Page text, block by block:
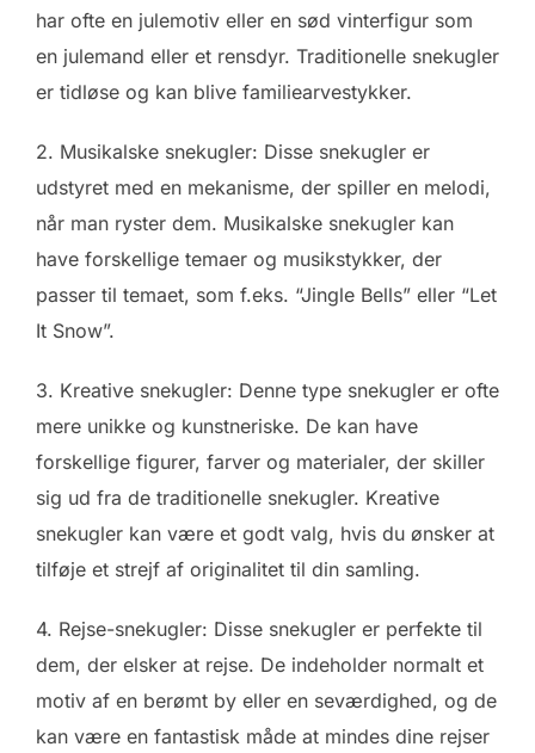
har ofte en julemotiv eller en sød vinterfigur som
en julemand eller et rensdyr. Traditionelle snekugler
er tidløse og kan blive familiearvestykker.
2. Musikalske snekugler: Disse snekugler er
udstyret med en mekanisme, der spiller en melodi,
når man ryster dem. Musikalske snekugler kan
have forskellige temaer og musikstykker, der
passer til temaet, som f.eks. “Jingle Bells” eller “Let
It Snow”.
3. Kreative snekugler: Denne type snekugler er ofte
mere unikke og kunstneriske. De kan have
forskellige figurer, farver og materialer, der skiller
sig ud fra de traditionelle snekugler. Kreative
snekugler kan være et godt valg, hvis du ønsker at
tilføje et strejf af originalitet til din samling.
4. Rejse-snekugler: Disse snekugler er perfekte til
dem, der elsker at rejse. De indeholder normalt et
motiv af en berømt by eller en seværdighed, og de
kan være en fantastisk måde at mindes dine rejser